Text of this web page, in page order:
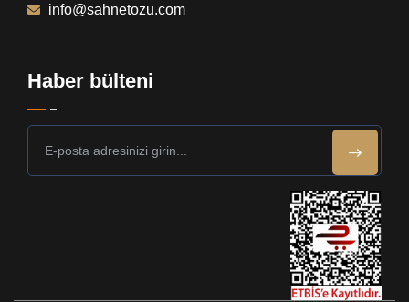
info@sahnetozu.com
Haber bülteni